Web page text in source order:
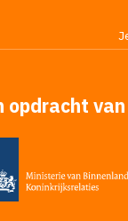
opdracht van